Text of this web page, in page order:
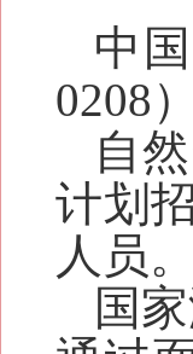
中
0208
自
计划
人员。
国